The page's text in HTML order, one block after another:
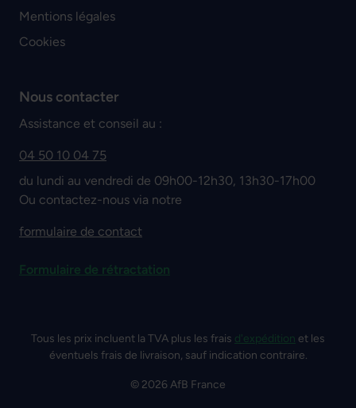
Mentions légales
Cookies
Nous contacter
Assistance et conseil au :
04 50 10 04 75
du lundi au vendredi de 09h00-12h30, 13h30-17h00
Ou contactez-nous via notre
formulaire de contact
Formulaire de rétractation
Tous les prix incluent la TVA plus les frais d'expédition et les
éventuels frais de livraison, sauf indication contraire.
© 2026 AfB France